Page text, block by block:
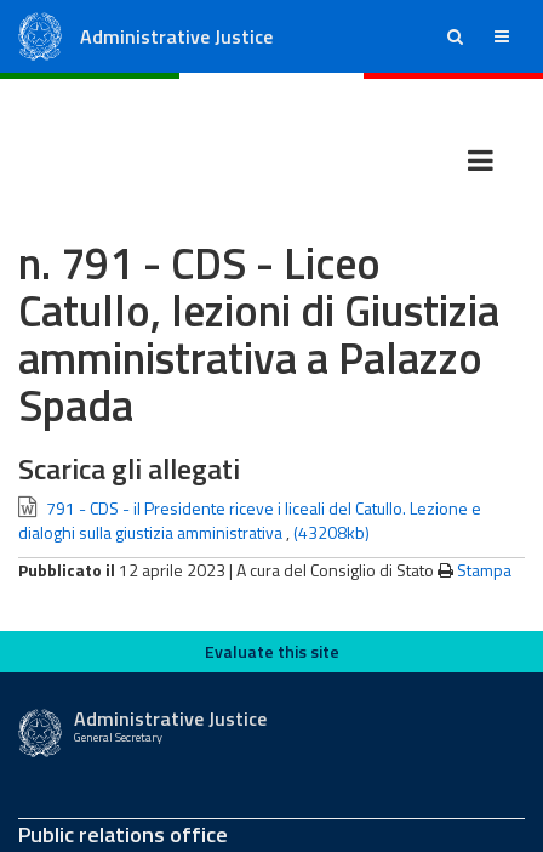
Administrative Justice ricerca menu
n. 791 - CDS - Liceo
Catullo, lezioni di Giustizia
amministrativa a Palazzo
Spada
Scarica gli allegati
791 - CDS - il Presidente riceve i liceali del Catullo. Lezione e
dialoghi sulla giustizia amministrativa,(43208kb)
Pubblicato il 12 aprile 2023 |A cura del Consiglio di Stato Stampa
Evaluate this siteEvaluate this site
Administrative Justice
General Secretary
Public relations office